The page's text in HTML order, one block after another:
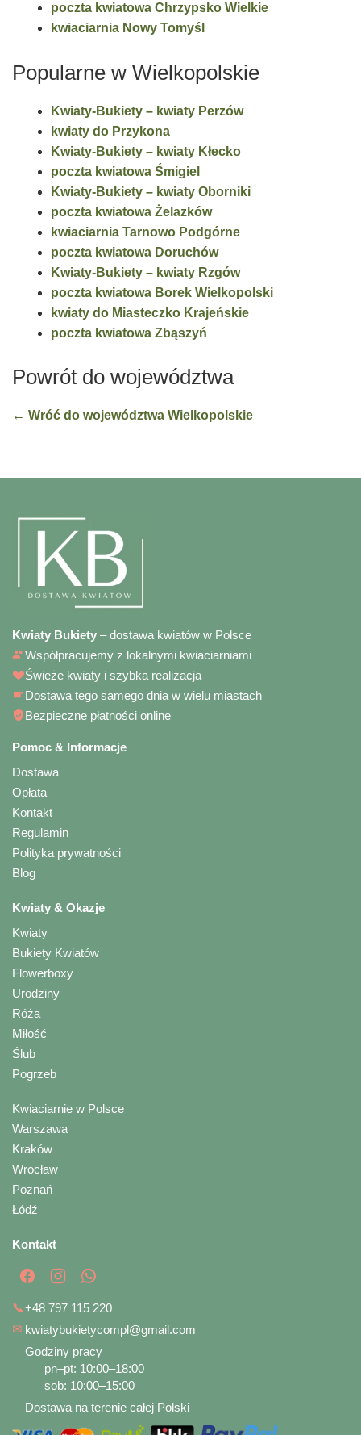
poczta kwiatowa Chrzypsko Wielkie
kwiaciarnia Nowy Tomyśl
Popularne w Wielkopolskie
Kwiaty-Bukiety – kwiaty Perzów
kwiaty do Przykona
Kwiaty-Bukiety – kwiaty Kłecko
poczta kwiatowa Śmigiel
Kwiaty-Bukiety – kwiaty Oborniki
poczta kwiatowa Żelazków
kwiaciarnia Tarnowo Podgórne
poczta kwiatowa Doruchów
Kwiaty-Bukiety – kwiaty Rzgów
poczta kwiatowa Borek Wielkopolski
kwiaty do Miasteczko Krajeńskie
poczta kwiatowa Zbąszyń
Powrót do województwa
← Wróć do województwa Wielkopolskie
Kwiaty Bukiety – dostawa kwiatów w Polsce
Współpracujemy z lokalnymi kwiaciarniami
Świeże kwiaty i szybka realizacja
Dostawa tego samego dnia w wielu miastach
Bezpieczne płatności online
Pomoc & Informacje
Dostawa
Opłata
Kontakt
Regulamin
Polityka prywatności
Blog
Kwiaty & Okazje
Kwiaty
Bukiety Kwiatów
Flowerboxy
Urodziny
Róża
Miłość
Ślub
Pogrzeb
Kwiaciarnie w Polsce
Warszawa
Kraków
Wrocław
Poznań
Łódź
Kontakt
📞+48 797 115 220
✉ kwiatybukietycompl@gmail.com
Godziny pracy
pn–pt: 10:00–18:00
sob: 10:00–15:00
Dostawa na terenie całej Polski